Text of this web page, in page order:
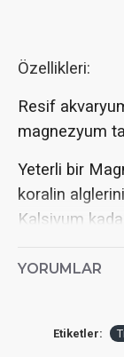
Özellikleri:
Resif
magnezyum
Yeterli bir
koralin
Kalsiyum
yani
ilavesi yeterli
YORUMLAR
Etiketler: